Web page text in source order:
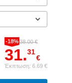
-18% 38.00 €
31.31
€
Έκπτωση: 6.69 €